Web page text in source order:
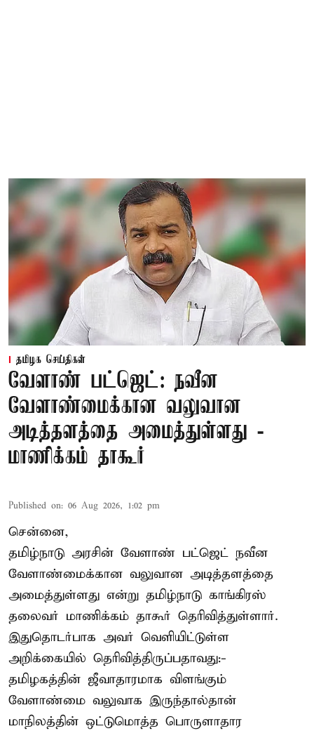
தமிழக செய்திகள்
வேளாண் பட்ஜெட்: நவீன
வேளாண்மைக்கான வலுவான
அடித்தளத்தை அமைத்துள்ளது -
மாணிக்கம் தாகூர்
Published on: 06 Aug 2026, 1:02 pm
சென்னை,
தமிழ்நாடு அரசின் வேளாண் பட்ஜெட் நவீன
வேளாண்மைக்கான வலுவான அடித்தளத்தை
அமைத்துள்ளது என்று தமிழ்நாடு காங்கிரஸ்
தலைவர் மாணிக்கம் தாகூர் தெரிவித்துள்ளார்.
இதுதொடர்பாக அவர் வெளியிட்டுள்ள
அறிக்கையில் தெரிவித்திருப்பதாவது:-
தமிழகத்தின் ஜீவாதாரமாக விளங்கும்
வேளாண்மை வலுவாக இருந்தால்தான்
மாநிலத்தின் ஒட்டுமொத்த பொருளாதார